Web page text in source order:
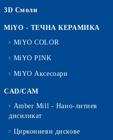
3D Смоли
MiYO - ТЕЧНА КЕРАМИКА
MiYO COLOR
MiYO PINK
MiYO Аксесоари
CAD/CAM
Amber Mill - Нано-литиев
дисиликат
Циркониеви дискове